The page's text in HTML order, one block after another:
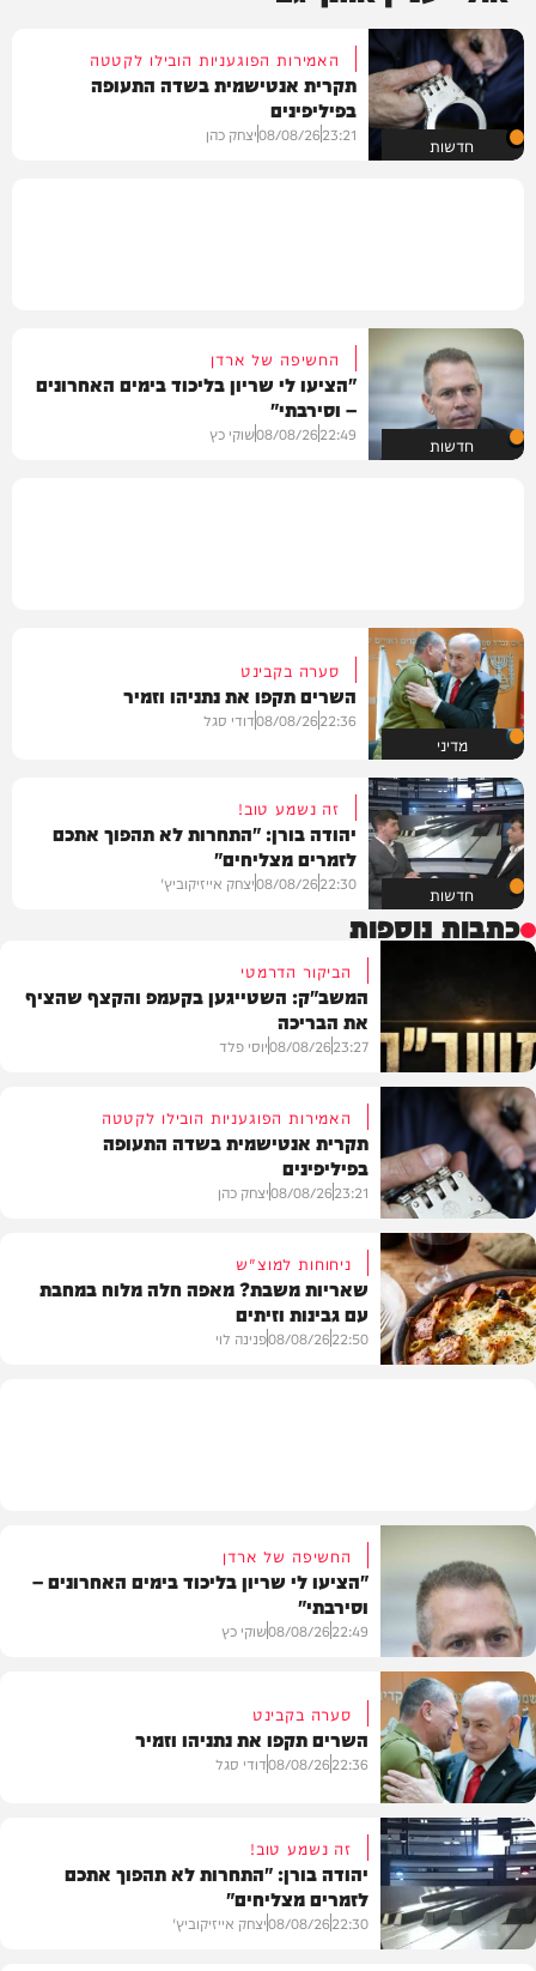
חדשות
האמירות הפוגעניות הובילו לקטטה
תקרית אנטישמית בשדה התעופה
בפיליפינים
23:21
08/08/26יצחק כהן
חדשות
החשיפה של ארדן
"הציעו לי שריון בליכוד בימים האחרונים
– וסירבתי"
22:49
08/08/26שוקי כץ
מדיני
סערה בקבינט
השרים תקפו את נתניהו וזמיר
22:36
08/08/26דודי סגל
חדשות
זה נשמע טוב!
יהודה בורן: "התחרות לא תהפוך אתכם
לזמרים מצליחים"
22:30
08/08/26יצחק אייזיקוביץ'
כתבות נוספות
המשב"ק
הביקור הדרמטי
המשב"ק: השטייגען בקעמפ והקצף שהציף
את הבריכה
23:27
08/08/26יוסי פלד
חדשות
האמירות הפוגעניות הובילו לקטטה
תקרית אנטישמית בשדה התעופה
בפיליפינים
23:21
08/08/26יצחק כהן
ניחוחות למוצ"ש
שאריות משבת? מאפה חלה מלוח במחבת
עם גבינות וזיתים
22:50
08/08/26פנינה לוי
חדשות
החשיפה של ארדן
"הציעו לי שריון בליכוד בימים האחרונים –
וסירבתי"
22:49
08/08/26שוקי כץ
מדיני
סערה בקבינט
השרים תקפו את נתניהו וזמיר
22:36
08/08/26דודי סגל
זה נשמע טוב!
יהודה בורן: "התחרות לא תהפוך אתכם
לזמרים מצליחים"
22:30
08/08/26יצחק אייזיקוביץ'